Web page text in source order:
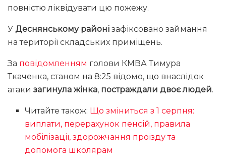
повністю ліквідувати цю пожежу.
У Деснянському районі зафіксовано займання
на території складських приміщень.
За повідомленням голови КМВА Тимура
Ткаченка, станом на 8:25 відомо, що внаслідок
атаки загинула жінка, постраждали двоє людей.
Читайте також: Що зміниться з 1 серпня:
виплати, перерахунок пенсій, правила
мобілізації, здорожчання проїзду та
допомога школярам